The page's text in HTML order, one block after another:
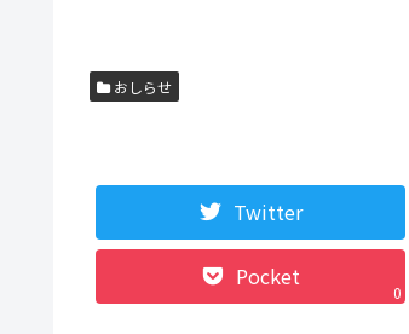
おしらせ
Twitter
Pocket
0